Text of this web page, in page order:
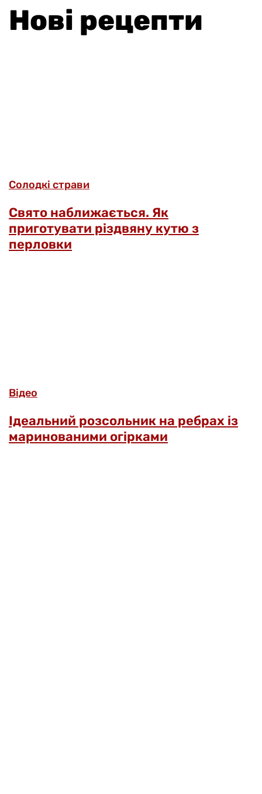
Нові рецепти
Солодкі страви
Свято наближається. Як
приготувати різдвяну кутю з
перловки
Відео
Ідеальний розсольник на ребрах із
маринованими огірками